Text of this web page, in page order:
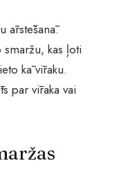
ārstēšanā.
smaržu, kas ļoti
kā vīraku.
par vīraka vai